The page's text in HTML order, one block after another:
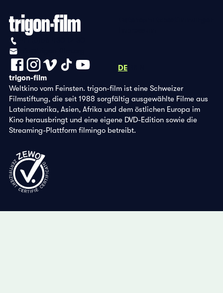
DE
trigon-film
Weltkino vom Feinsten. trigon-film ist eine Schweizer
Filmstiftung, die seit 1988 sorgfältig ausgewählte Filme aus
Lateinamerika, Asien, Afrika und dem östlichen Europa im
Kino herausbringt und eine eigene DVD-Edition sowie die
Streaming-Plattform filmingo betreibt.